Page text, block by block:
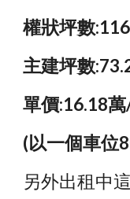
權狀坪數
主建坪數
單價:16.18
(以一個車位
另外出租中